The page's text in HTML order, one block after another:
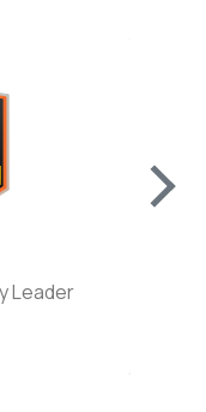
Leader